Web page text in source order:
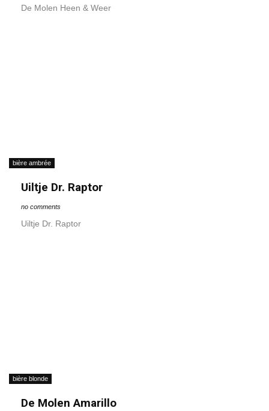
De Molen Heen & Weer
bière ambrée
Uiltje Dr. Raptor
no comments
Uiltje Dr. Raptor
bière blonde
De Molen Amarillo